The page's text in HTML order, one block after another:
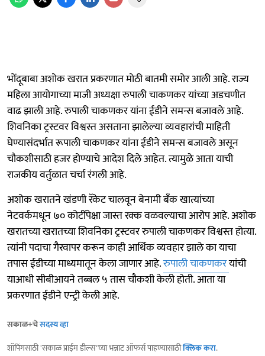
भोंदूबाबा अशोक खरात प्रकरणात मोठी बातमी समोर आली आहे. राज्य
महिला आयोगाच्या माजी अध्यक्षा रुपाली चाकणकर यांच्या अडचणीत
वाढ झाली आहे. रुपाली चाकणकर यांना ईडीने समन्स बजावले आहे.
शिवनिका ट्रस्टवर विश्वस्त असताना झालेल्या व्यवहारांची माहिती
घेण्यासंदर्भात रूपाली चाकणकर यांना ईडीने समन्स बजावले असून
चौकशीसाठी हजर होण्याचे आदेश दिले आहेत. त्यामुळे आता याची
राजकीय वर्तुळात चर्चा रंगली आहे.
अशोक खरातने खंडणी रॅकेट चालवून बेनामी बँक खात्यांच्या
नेटवर्कमधून ७० कोटींपेक्षा जास्त रक्क वळवल्याचा आरोप आहे. अशोक
खरातच्या खरातच्या शिवनिका ट्रस्टवर रुपाली चाकणकर विश्वस्त होत्या.
त्यांनी पदाचा गैरवापर करून काही आर्थिक व्यवहार झाले का याचा
तपास ईडीच्या माध्यमातून केला जाणार आहे.रुपाली चाकणकरयांची
याआधी सीबीआयने तब्बल ५ तास चौकशी केली होती. आता या
प्रकरणात ईडीने एन्ट्री केली आहे.
सकाळ+चेसदस्य व्हा
शॉपिंगसाठी 'सकाळ प्राईम डील्स'च्या भन्नाट ऑफर्स पाहण्यासाठीक्लिक करा.